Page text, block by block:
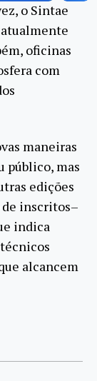
o Sintae
oficinas
com
maneiras
público, mas
edições
de inscritos–
indica
alcancem